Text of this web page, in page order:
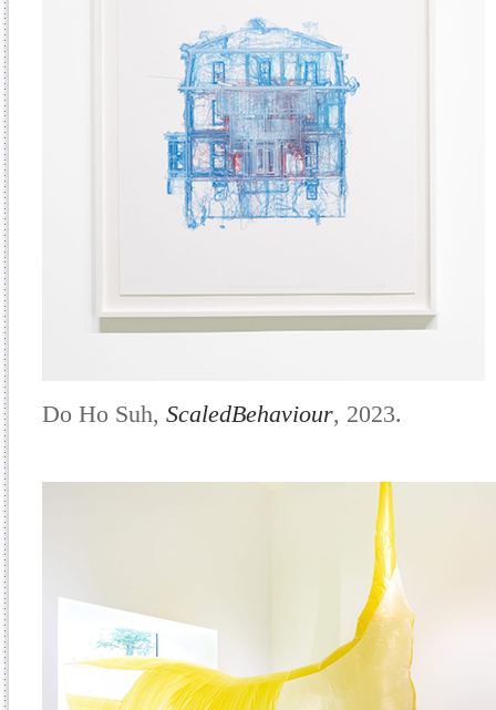
Do Ho Suh, ScaledBehaviour, 2023.